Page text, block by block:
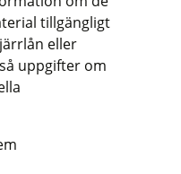
tillgängligt
eller
uppgifter om